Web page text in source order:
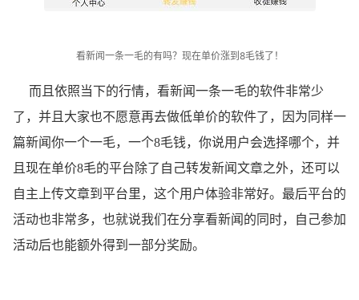
看新闻一条一毛的有吗？现在单价涨到8毛钱了！
而且依照当下的行情，看新闻一条一毛的软件非常少
了，并且大家也不愿意再去做低单价的软件了，因为同样一
篇新闻你一个一毛，一个8毛钱，你说用户会选择哪个，并
且现在单价8毛的平台除了自己转发新闻文章之外，还可以
自主上传文章到平台里，这个用户体验非常好。最后平台的
活动也非常多，也就说我们在分享看新闻的同时，自己参加
活动后也能额外得到一部分奖励。